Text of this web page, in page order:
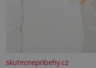
skutecnepribehy.cz